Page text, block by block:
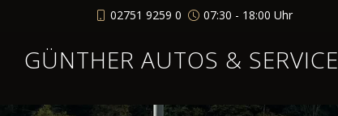
02751 9259 0 07:30 - 18:00 Uhr
GÜNTHER AUTOS & SERVICE